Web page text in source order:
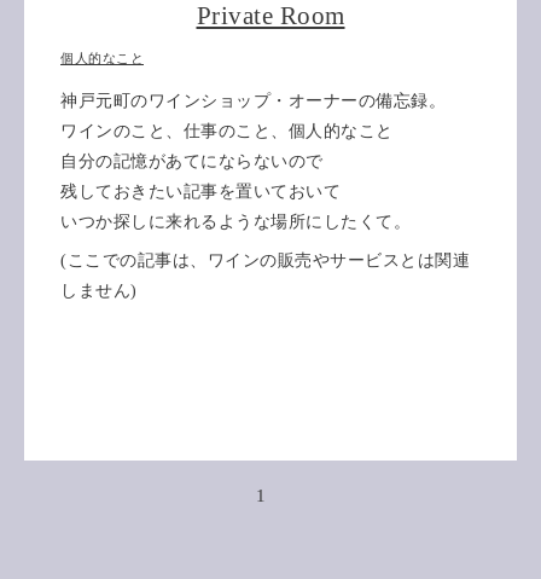
Private Room
個人的なこと
神戸元町のワインショップ・オーナーの備忘録。
ワインのこと、仕事のこと、個人的なこと
自分の記憶があてにならないので
残しておきたい記事を置いておいて
いつか探しに来れるような場所にしたくて。
(ここでの記事は、ワインの販売やサービスとは関連
しません)
1